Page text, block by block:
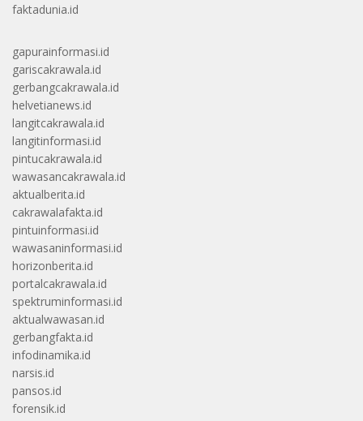
faktadunia.id
gapurainformasi.id
gariscakrawala.id
gerbangcakrawala.id
helvetianews.id
langitcakrawala.id
langitinformasi.id
pintucakrawala.id
wawasancakrawala.id
aktualberita.id
cakrawalafakta.id
pintuinformasi.id
wawasaninformasi.id
horizonberita.id
portalcakrawala.id
spektruminformasi.id
aktualwawasan.id
gerbangfakta.id
infodinamika.id
narsis.id
pansos.id
forensik.id